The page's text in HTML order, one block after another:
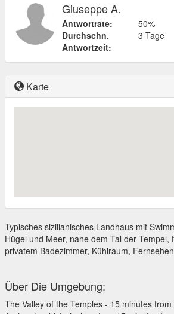
Giuseppe A.
Antwortrate:
50%
Durchschn.
Antwortzeit:
3 Tage
Karte
Typisches sizilianisches Landhaus mit
Hügel und Meer, nahe dem Tal der Tempel,
privatem Badezimmer, Kühlraum,
Über Die Umgebung:
The Valley of the Temples - 15 minutes